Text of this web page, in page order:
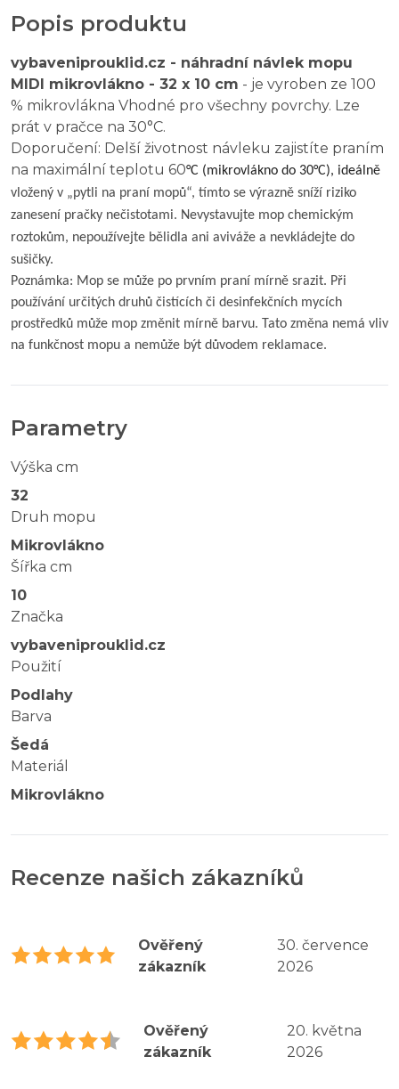
Popis produktu
vybaveniprouklid.cz - náhradní návlek mopu
MIDI mikrovlákno - 32 x 10 cm - je vyroben ze 100
% mikrovlákna Vhodné pro všechny povrchy. Lze
prát v pračce na 30°C.
Doporučení: Delší životnost návleku zajistíte praním
na maximální teplotu 60°C (mikrovlákno do 30°C), ideálně
vložený v „pytli na praní mopů“, tímto se výrazně sníží riziko
zanesení pračky nečistotami. Nevystavujte mop chemickým
roztokům, nepoužívejte bělidla ani aviváže a nevkládejte do
sušičky.
Poznámka: Mop se může po prvním praní mírně srazit. Při
používání určitých druhů čistících či desinfekčních mycích
prostředků může mop změnit mírně barvu. Tato změna nemá vliv
na funkčnost mopu a nemůže být důvodem reklamace.
Parametry
Výška cm
32
Druh mopu
Mikrovlákno
Šířka cm
10
Značka
vybaveniprouklid.cz
Použití
Podlahy
Barva
Šedá
Materiál
Mikrovlákno
Recenze našich zákazníků
Ověřený
zákazník
30. července
2026
Ověřený
zákazník
20. května
2026